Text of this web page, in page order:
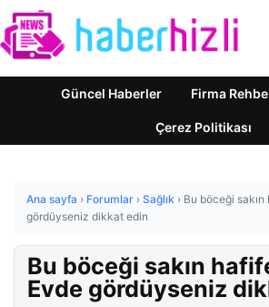
Güncel Haberler Firma
Çerez Politikası
Ana sayfa › Forumlar › Sağlık › Bu böceği sakın
gördüyseniz dikkat edin
Bu böceği sakın
Evde gördüyseniz